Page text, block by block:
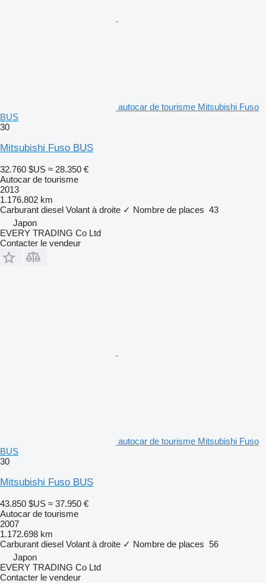
autocar de tourisme Mitsubishi Fuso
BUS
30
Mitsubishi Fuso BUS
32.760 $US ≈ 28.350 €
Autocar de tourisme
2013
1.176.802 km
Carburant diesel Volant à droite ✓ Nombre de places 43
Japon
EVERY TRADING Co Ltd
Contacter le vendeur
autocar de tourisme Mitsubishi Fuso
BUS
30
Mitsubishi Fuso BUS
43.850 $US ≈ 37.950 €
Autocar de tourisme
2007
1.172.698 km
Carburant diesel Volant à droite ✓ Nombre de places 56
Japon
EVERY TRADING Co Ltd
Contacter le vendeur